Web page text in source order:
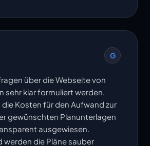
G
über die Webseite von
sehr klar formuliert werden.
Kosten für den Aufwand zur
gewünschten Planunterlagen
ausgewiesen.
werden die Pläne sauber